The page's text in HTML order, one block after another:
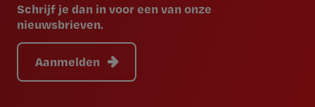
Schrijf je dan in voor een van onze
nieuwsbrieven.
Aanmelden